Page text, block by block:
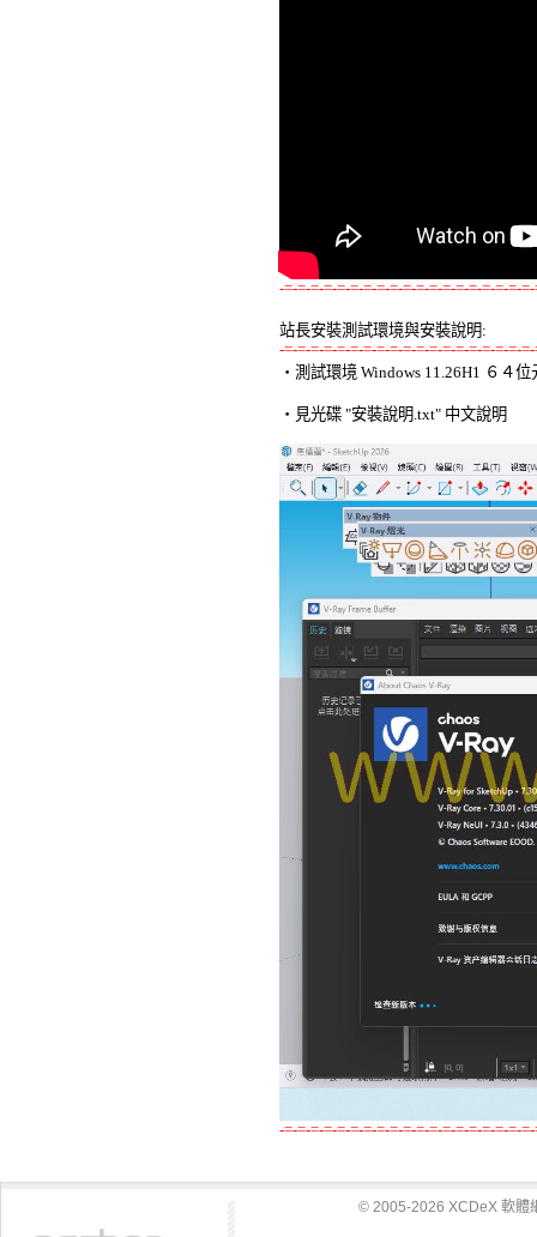
-=-=-=-=-=-=-=-=-=-=-=-=-=-=-=-=-=-=-
站長安裝測試環境與安裝說明:
-=-=-=-=-=-=-=-=-=-=-=-=-=-=-=-=-=-=-
‧測試環境 Windows 11.26H1 ６４
‧見光碟 "安裝說明.txt" 中文說明
-=-=-=-=-=-=-=-=-=-=-=-=-=-=-=-=-=-=-
© 2005-2026 XCDeX 軟體